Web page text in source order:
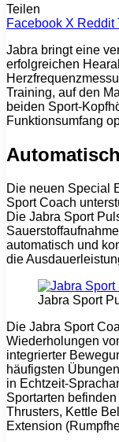
Teilen
Facebook X Reddit
Jabra bringt eine
erfolgreichen
Training, auf den
beiden Sport-
Funktionsumfang
Die neuen Special
Sport Coach
Die Jabra Sport
automatisch und
die
Jabra Sport
Die Jabra Sport
Wiederholungen
integrierter
häufigsten
in Echtzeit-
Sportarten
Thrusters, Kettle
Extension